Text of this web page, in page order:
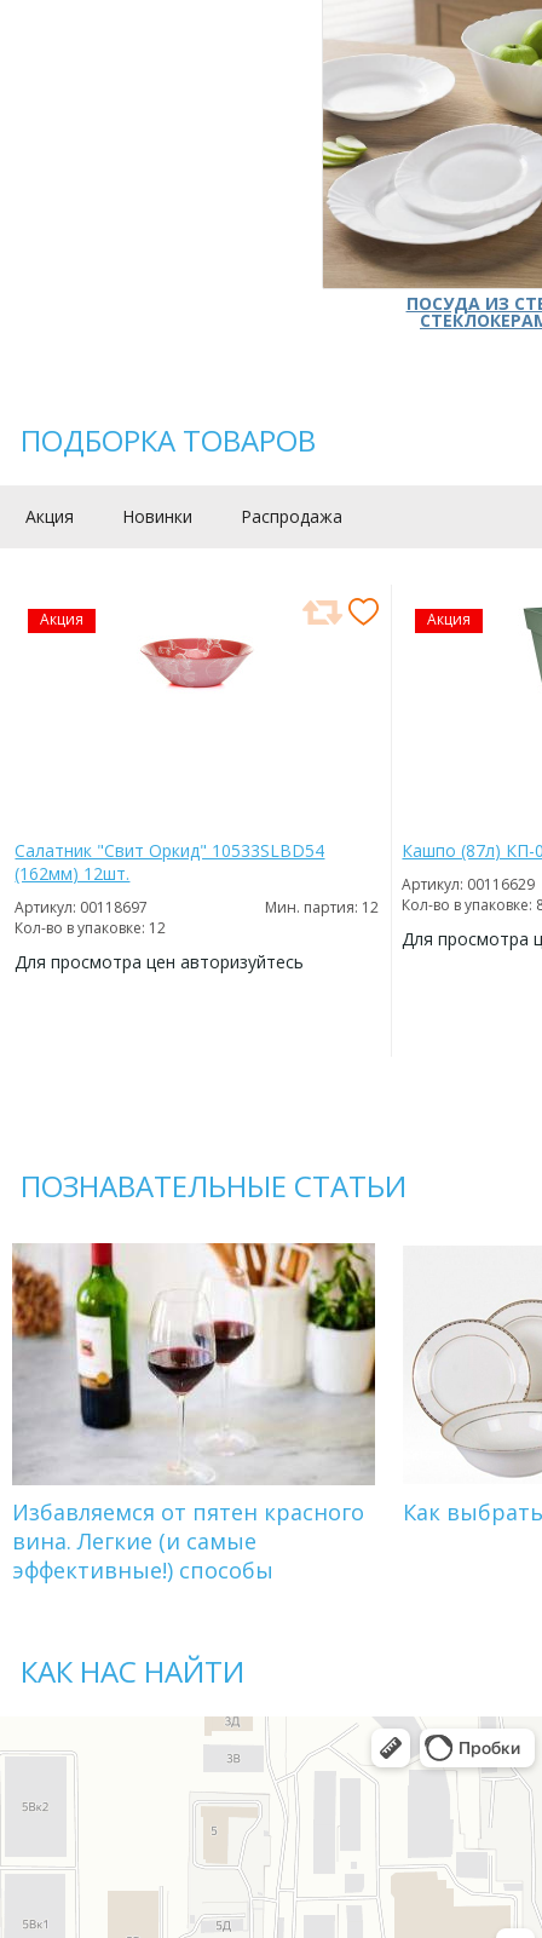
ПОСУДА ИЗ
ПОДБОРКА ТОВАРОВ
Акция Новинки Распродажа
Акция
Салатник "Свит Оркид" 10533SLBD54
(162мм) 12шт.
Артикул: 00118697
Мин. партия: 12
Кол-во в упаковке: 12
Для просмотра цен авторизуйтесь
Акция
Кашпо (87л) КП-
Артикул: 00116629
Кол-во в упаковке:
Для просмотра
ПОЗНАВАТЕЛЬНЫЕ СТАТЬИ
Избавляемся от пятен красного
вина. Легкие (и самые
эффективные!) способы
Как
КАК НАС НАЙТИ